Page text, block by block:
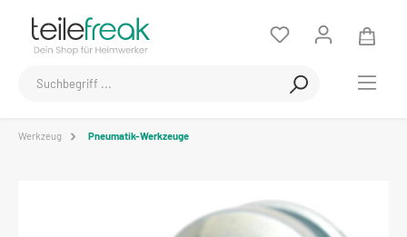
Werkzeug Pneumatik-Werkzeuge